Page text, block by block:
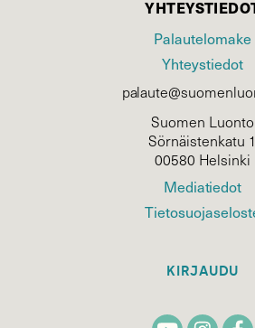
Palautelomake
Yhteystiedot
Suomen Luonto
Sörnäistenkatu 1
00580 Helsinki
Mediatiedot
KIRJAUDU